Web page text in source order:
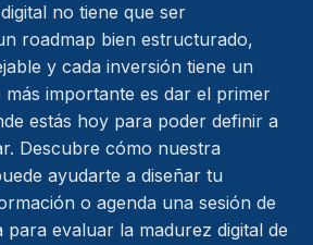
no tiene que ser
roadmap bien estructurado,
y cada inversión tiene un
importante es dar el primer
estás hoy para poder definir a
Descubre cómo nuestra
ayudarte a diseñar tu
o agenda una sesión de
para evaluar la madurez digital de